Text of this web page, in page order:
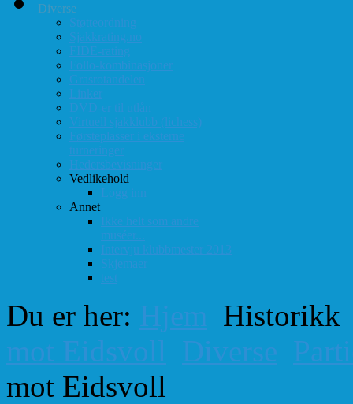
Diverse
Støtteordning
Sjakkrating.no
FIDE-rating
Follo-kombinasjoner
Grasrotandelen
Linker
DVD-er til utlån
Virtuell sjakklubb (lichess)
Førsteplasser i eksterne
turneringer
Hedersbevisninger
Vedlikehold
Logg inn
Annet
Ikke helt som andre
muséer...
Intervju klubbmester 2013
Skjemaer
test
Du er her: Hjem Historikk
mot Eidsvoll Diverse
mot Eidsvoll